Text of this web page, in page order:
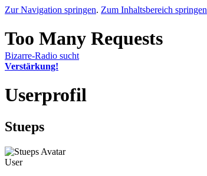
Zur Navigation springen. Zum Inhaltsbereich springen
Bizarre-Radio sucht
Verstärkung!
Userprofil
Stueps
User